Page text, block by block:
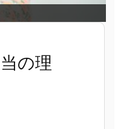
の理